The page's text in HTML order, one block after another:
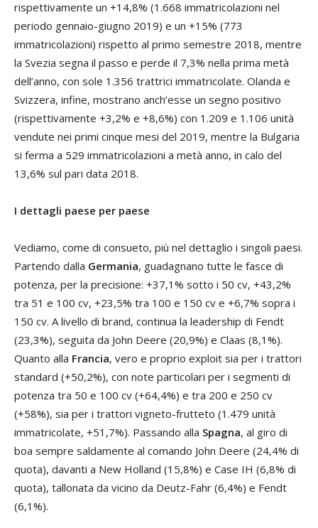
rispettivamente un +14,8% (1.668 immatricolazioni nel
periodo gennaio-giugno 2019) e un +15% (773
immatricolazioni) rispetto al primo semestre 2018, mentre
la Svezia segna il passo e perde il 7,3% nella prima metà
dell’anno, con sole 1.356 trattrici immatricolate. Olanda e
Svizzera, infine, mostrano anch’esse un segno positivo
(rispettivamente +3,2% e +8,6%) con 1.209 e 1.106 unità
vendute nei primi cinque mesi del 2019, mentre la Bulgaria
si ferma a 529 immatricolazioni a metà anno, in calo del
13,6% sul pari data 2018.
I dettagli paese per paese
Vediamo, come di consueto, più nel dettaglio i singoli paesi.
Partendo dalla Germania, guadagnano tutte le fasce di
potenza, per la precisione: +37,1% sotto i 50 cv, +43,2%
tra 51 e 100 cv, +23,5% tra 100 e 150 cv e +6,7% sopra i
150 cv. A livello di brand, continua la leadership di Fendt
(23,3%), seguita da John Deere (20,9%) e Claas (8,1%).
Quanto alla Francia, vero e proprio exploit sia per i trattori
standard (+50,2%), con note particolari per i segmenti di
potenza tra 50 e 100 cv (+64,4%) e tra 200 e 250 cv
(+58%), sia per i trattori vigneto-frutteto (1.479 unità
immatricolate, +51,7%). Passando alla Spagna, al giro di
boa sempre saldamente al comando John Deere (24,4% di
quota), davanti a New Holland (15,8%) e Case IH (6,8% di
quota), tallonata da vicino da Deutz-Fahr (6,4%) e Fendt
(6,1%).